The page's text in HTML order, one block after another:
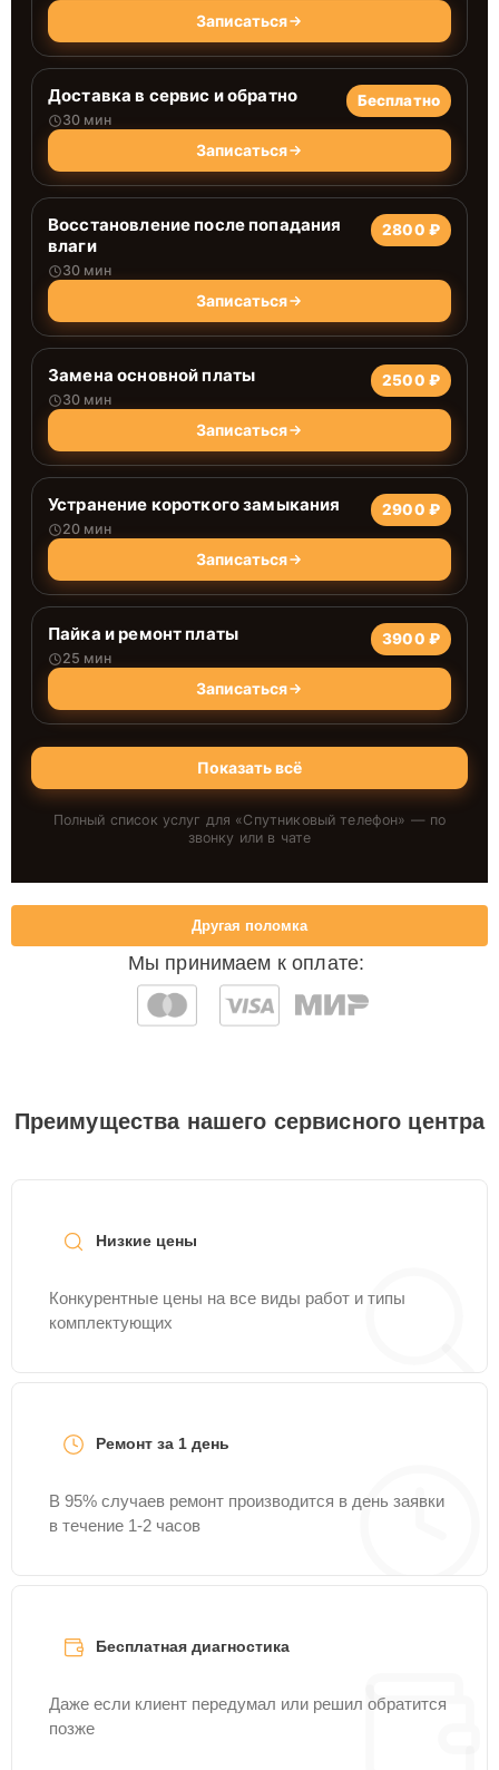
Записаться
Доставка в сервис и обратно
30 мин
Бесплатно
Записаться
Восстановление после попадания
влаги
30 мин
2800 ₽
Записаться
Замена основной платы
30 мин
2500 ₽
Записаться
Устранение короткого замыкания
20 мин
2900 ₽
Записаться
Пайка и ремонт платы
25 мин
3900 ₽
Записаться
Показать всё
Полный список услуг для «Спутниковый телефон» — по
звонку или в чате
Мы принимаем к оплате:
Другая поломка
Преимущества нашего сервисного центра
Низкие цены
Конкурентные цены на все виды работ и типы
комплектующих
Ремонт за 1 день
В 95% случаев ремонт производится в день заявки
в течение 1-2 часов
Бесплатная диагностика
Даже если клиент передумал или решил обратится
позже